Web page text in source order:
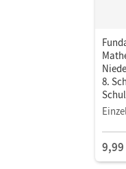
8.
Mit
9,99